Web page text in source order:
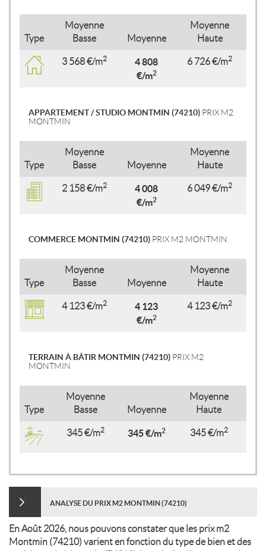
Type
Moyenne
Basse
Moyenne
Moyenne
Haute
3 568 €/m2
4 808
€/m2
6 726 €/m2
APPARTEMENT / STUDIO MONTMIN (74210) PRIX M2
MONTMIN
Type
Moyenne
Basse
Moyenne
Moyenne
Haute
2 158 €/m2
4 008
€/m2
6 049 €/m2
COMMERCE MONTMIN (74210) PRIX M2 MONTMIN
Type
Moyenne
Basse
Moyenne
Moyenne
Haute
4 123 €/m2
4 123
€/m2
4 123 €/m2
TERRAIN À BÂTIR MONTMIN (74210) PRIX M2
MONTMIN
Type
Moyenne
Basse
Moyenne
Moyenne
Haute
345 €/m2 345 €/m2 345 €/m2
ANALYSE DU PRIX M2 MONTMIN (74210)
En Août 2026, nous pouvons constater que les prix m2
Montmin (74210) varient en fonction du type de bien et des